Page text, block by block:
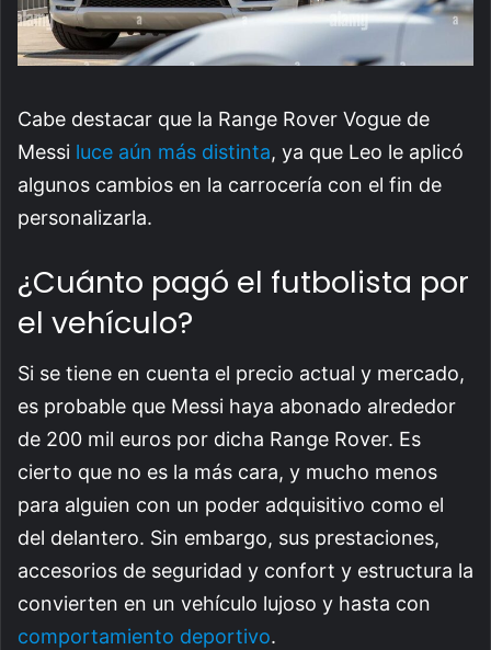
Cabe destacar que la Range Rover Vogue de
Messi luce aún más distinta, ya que Leo le aplicó
algunos cambios en la carrocería con el fin de
personalizarla.
¿Cuánto pagó el futbolista por
el vehículo?
Si se tiene en cuenta el precio actual y mercado,
es probable que Messi haya abonado alrededor
de 200 mil euros por dicha Range Rover. Es
cierto que no es la más cara, y mucho menos
para alguien con un poder adquisitivo como el
del delantero. Sin embargo, sus prestaciones,
accesorios de seguridad y confort y estructura la
convierten en un vehículo lujoso y hasta con
comportamiento deportivo.